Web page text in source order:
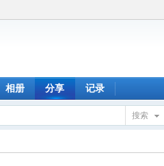
相册 分享 记录
搜索